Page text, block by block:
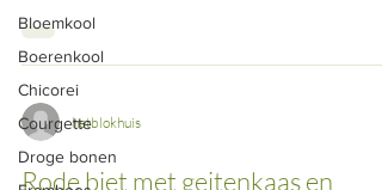
Bloemkool
Boerenkool
Chicorei
Courgette
Droge bonen
hetblokhuis
Rode biet met geitenkaas en